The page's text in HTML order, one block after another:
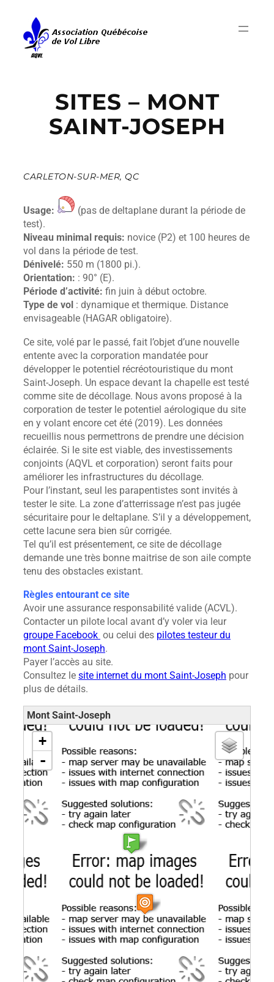
contenu
SITES – MONT
SAINT-JOSEPH
CARLETON-SUR-MER, QC
Usage:
(pas de deltaplane durant la période de
test).
Niveau minimal requis: novice (P2) et 100 heures de
vol dans la période de test.
Dénivelé: 550 m (1800 pi.).
Orientation: : 90° (E).
Période d’activité: fin juin à début octobre.
Type de vol : dynamique et thermique. Distance
envisageable (HAGAR obligatoire).
Ce site, volé par le passé, fait l’objet d’une nouvelle
entente avec la corporation mandatée pour
développer le potentiel récréotouristique du mont
Saint-Joseph. Un espace devant la chapelle est testé
comme site de décollage. Nous avons proposé à la
corporation de tester le potentiel aérologique du site
en y volant encore cet été (2019). Les données
recueillis nous permettrons de prendre une décision
éclairée. Si le site est viable, des investissements
conjoints (AQVL et corporation) seront faits pour
améliorer les infrastructures du décollage.
Pour l’instant, seul les parapentistes sont invités à
tester le site. La zone d’atterrissage n’est pas jugée
sécuritaire pour le deltaplane. S’il y a développement,
cette lacune sera bien sûr corrigée.
Tel qu’il est présentement, ce site de décollage
demande une très bonne maitrise de son aile compte
tenu des obstacles existant.
Règles entourant ce site
Avoir une assurance responsabilité valide (ACVL).
Contacter un pilote local avant d’y voler via leur
groupe Facebook ou celui des pilotes testeur du
mont Saint-Joseph.
Payer l’accès au site.
Consultez le site internet du mont Saint-Joseph pour
plus de détails.
Mont Saint-Joseph
chargement de la carte – veuillez patienter…
+
-